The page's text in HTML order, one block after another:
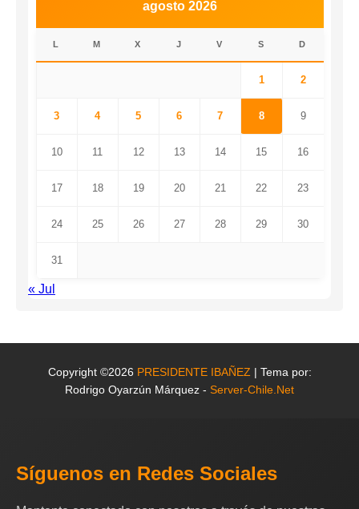
agosto 2026
L M X J V S D
1 2
3 4 5 6 7 8 9
10 11 12 13 14 15 16
17 18 19 20 21 22 23
24 25 26 27 28 29 30
31
« Jul
Copyright ©2026 PRESIDENTE IBAÑEZ | Tema por:
Rodrigo Oyarzún Márquez - Server-Chile.Net
Síguenos en Redes Sociales